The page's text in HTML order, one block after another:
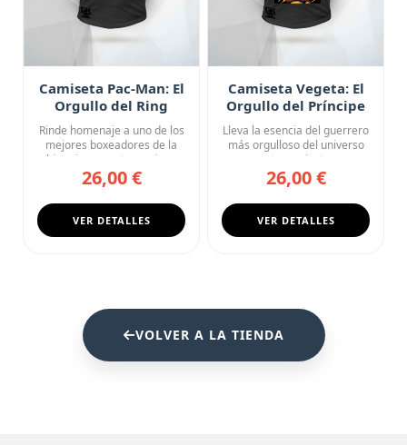
Camiseta Pac-Man: El
Orgullo del Ring
Rinde homenaje a uno de los
mejores boxeadores de la
historia con esta camise...
26,00 €
VER DETALLES
Camiseta Vegeta: El
Orgullo del Príncipe
Lleva la esencia del guerrero
más orgulloso del universo
con esta camiseta ne...
26,00 €
VER DETALLES
VOLVER A LA TIENDA